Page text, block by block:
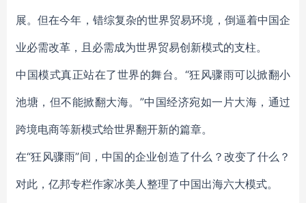
展。但在今年，错综复杂的世界贸易环境，倒逼着中国企
业必需改革，且必需成为世界贸易创新模式的支柱。
中国模式真正站在了世界的舞台。“狂风骤雨可以掀翻小
池塘，但不能掀翻大海。”中国经济宛如一片大海，通过
跨境电商等新模式给世界翻开新的篇章。
在“狂风骤雨”间，中国的企业创造了什么？改变了什么？
对此，亿邦专栏作家冰美人整理了中国出海六大模式。